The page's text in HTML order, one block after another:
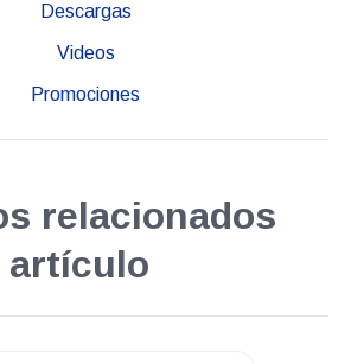
Descargas
Videos
Promociones
relacionados
artículo